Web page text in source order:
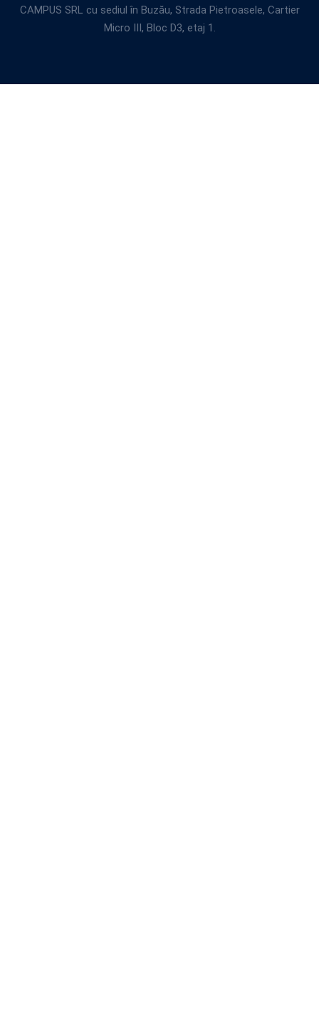
CAMPUS SRL cu sediul în Buzău, Strada Pietroasele, Cartier
Micro III, Bloc D3, etaj 1.